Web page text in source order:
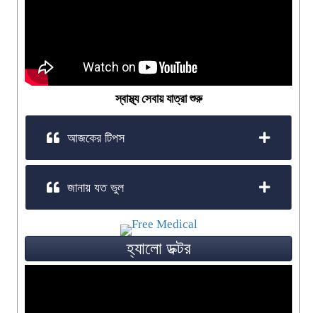
স্বাস্থ্য সেবায় যাত্রা শুরু
আজকের টিপস
জানায় যত ভুল
হ্যালো ডক্টর